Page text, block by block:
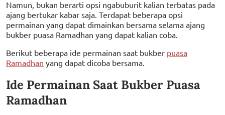
Namun, bukan berarti opsi ngabuburit kalian terbatas pada
ajang bertukar kabar saja. Terdapat beberapa opsi
permainan yang dapat dimainkan bersama selama ajang
bukber puasa Ramadhan yang dapat kalian coba.
Berikut beberapa ide permainan saat bukber puasa
Ramadhan yang dapat dicoba bersama.
Ide Permainan Saat Bukber Puasa
Ramadhan